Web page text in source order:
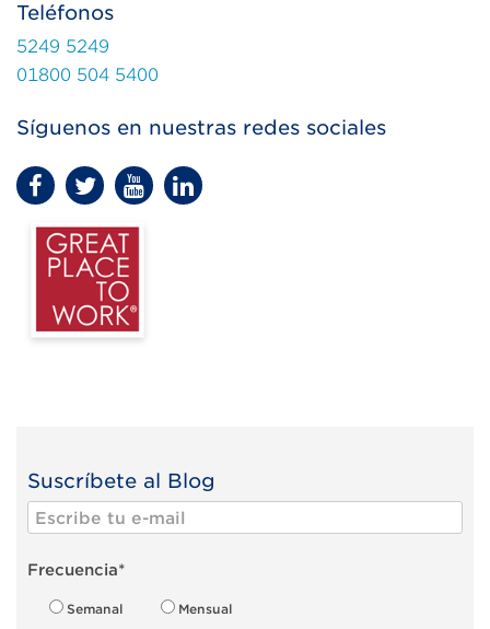
Teléfonos
5249 5249
01800 504 5400
Síguenos en nuestras redes sociales
Suscríbete al Blog
Frecuencia*
Semanal Mensual